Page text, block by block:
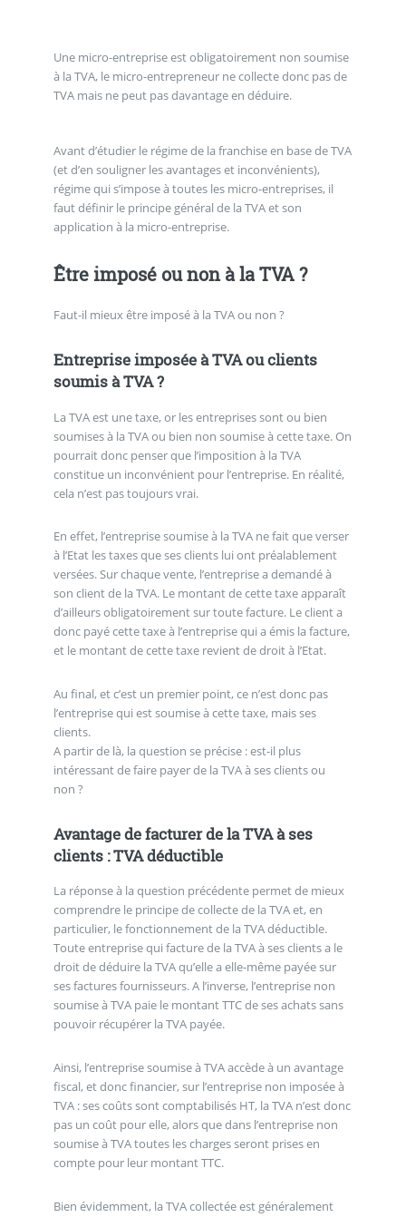
Une micro-entreprise est obligatoirement non soumise
à la TVA, le micro-entrepreneur ne collecte donc pas de
TVA mais ne peut pas davantage en déduire.
Avant d’étudier le régime de la franchise en base de TVA
(et d’en souligner les avantages et inconvénients),
régime qui s’impose à toutes les micro-entreprises, il
faut définir le principe général de la TVA et son
application à la micro-entreprise.
Être imposé ou non à la TVA ?
Faut-il mieux être imposé à la TVA ou non ?
Entreprise imposée à TVA ou clients
soumis à TVA ?
La TVA est une taxe, or les entreprises sont ou bien
soumises à la TVA ou bien non soumise à cette taxe. On
pourrait donc penser que l’imposition à la TVA
constitue un inconvénient pour l’entreprise. En réalité,
cela n’est pas toujours vrai.
En effet, l’entreprise soumise à la TVA ne fait que verser
à l’Etat les taxes que ses clients lui ont préalablement
versées. Sur chaque vente, l’entreprise a demandé à
son client de la TVA. Le montant de cette taxe apparaît
d’ailleurs obligatoirement sur toute facture. Le client a
donc payé cette taxe à l’entreprise qui a émis la facture,
et le montant de cette taxe revient de droit à l’Etat.
Au final, et c’est un premier point, ce n’est donc pas
l’entreprise qui est soumise à cette taxe, mais ses
clients.
A partir de là, la question se précise : est-il plus
intéressant de faire payer de la TVA à ses clients ou
non ?
Avantage de facturer de la TVA à ses
clients : TVA déductible
La réponse à la question précédente permet de mieux
comprendre le principe de collecte de la TVA et, en
particulier, le fonctionnement de la TVA déductible.
Toute entreprise qui facture de la TVA à ses clients a le
droit de déduire la TVA qu’elle a elle-même payée sur
ses factures fournisseurs. A l’inverse, l’entreprise non
soumise à TVA paie le montant TTC de ses achats sans
pouvoir récupérer la TVA payée.
Ainsi, l’entreprise soumise à TVA accède à un avantage
fiscal, et donc financier, sur l’entreprise non imposée à
TVA : ses coûts sont comptabilisés HT, la TVA n’est donc
pas un coût pour elle, alors que dans l’entreprise non
soumise à TVA toutes les charges seront prises en
compte pour leur montant TTC.
Bien évidemment, la TVA collectée est généralement